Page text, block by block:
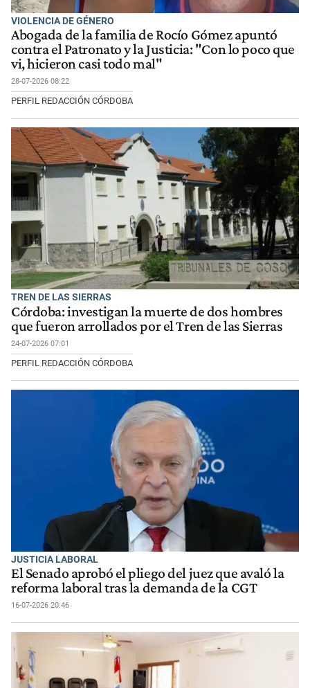
VIOLENCIA DE GÉNERO
Abogada de la familia de Rocío Gómez apuntó
contra el Patronato y la Justicia: "Con lo poco que
vi, hicieron casi todo mal"
28-07-2026 08:22
PERFIL REDACCIÓN CÓRDOBA
TREN DE LAS SIERRAS
Córdoba: investigan la muerte de dos hombres
que fueron arrollados por el Tren de las Sierras
24-07-2026 07:01
PERFIL REDACCIÓN CÓRDOBA
JUSTICIA LABORAL
El Senado aprobó el pliego del juez que avaló la
reforma laboral tras la demanda de la CGT
16-07-2026 20:46